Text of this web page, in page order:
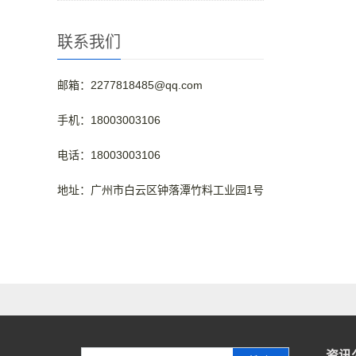
联系我们
邮箱：2277818485@qq.com
手机：18003003106
电话：18003003106
地址：广州市白云区钟落潭竹料工业园1号